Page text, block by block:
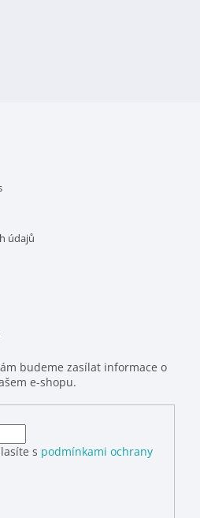
údajů
budeme zasílat informace o
e-shopu.
s podmínkami ochrany